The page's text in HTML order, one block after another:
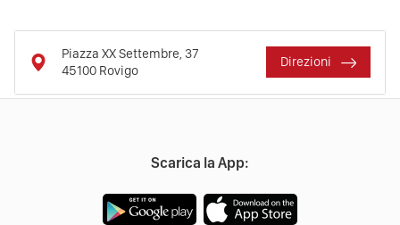
Piazza XX Settembre, 37
45100 Rovigo
Direzioni
Scarica la App: